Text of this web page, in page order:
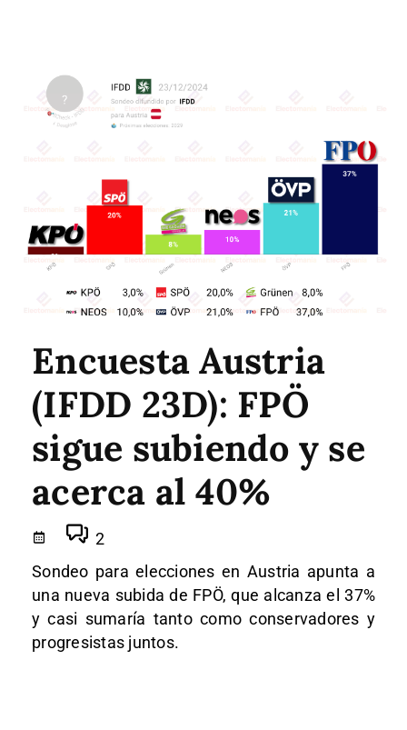
Encuesta Austria
(IFDD 23D): FPÖ
sigue subiendo y se
acerca al 40%
2
Sondeo para elecciones en Austria apunta a
una nueva subida de FPÖ, que alcanza el 37%
y casi sumaría tanto como conservadores y
progresistas juntos.